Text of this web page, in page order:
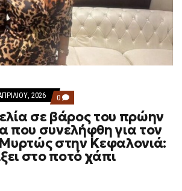
2026 0 COMMENTS
ON
ΝΈΑ
ΚΑΤΑΓΓΕΛΊΑ
ΣΕ
ΒΆΡΟΣ
ΠΡΏΗΝ
σε βάρος του πρώην
που συνελήφθη για τον
στην Κεφαλονιά:
στο ποτό χάπι